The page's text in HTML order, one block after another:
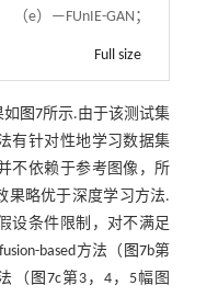
（e）—FUnIE-GAN；
Full size
如 图7所示.由于该测试集
有针对性地学习数据集
不依赖于参考图像，所
果略优于深度学习方法.
设条件限制，对不满足
based方法（ 图7b第
（ 图7c第3，4，5幅图